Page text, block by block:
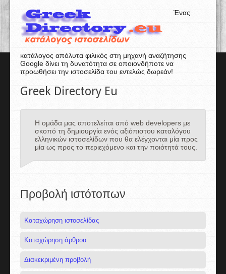
Ένας
κατάλογος απόλυτα φιλικός στη μηχανή αναζήτησης
Google δίνει τη δυνατότητα σε οποιονδήποτε να
προωθήσει την ιστοσελίδα του εντελώς δωρεάν!
Greek Directory Eu
Η ομάδα μας αποτελείται από web developers με
σκοπό τη δημιουργία ενός αξιόπιστου καταλόγου
ελληνικών ιστοσελίδων που θα ελέγχονται μία προς
μία ως προς το περιεχόμενο και την ποιότητά τους.
Προβολή ιστότοπων
Καταχώρηση ιστοσελίδας
Καταχώρηση άρθρου
Διακεκριμένη προβολή